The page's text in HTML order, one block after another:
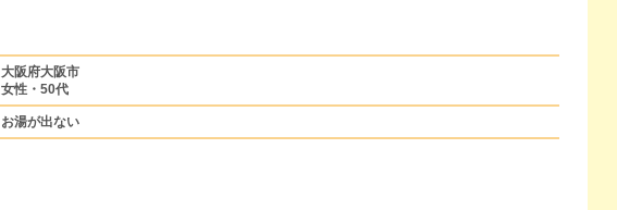
大阪府大阪市
女性・50代
お湯が出ない